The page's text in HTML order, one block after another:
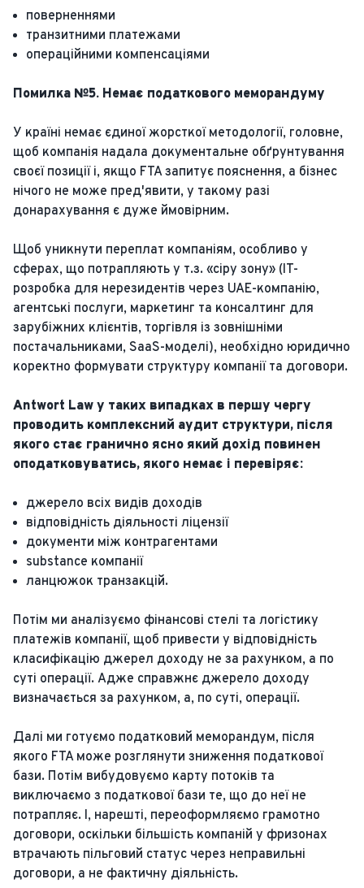
поверненнями
транзитними платежами
операційними компенсаціями
Помилка №5. Немає податкового меморандуму
У країні немає єдиної жорсткої методології, головне,
щоб компанія надала документальне обґрунтування
своєї позиції і, якщо FTA запитує пояснення, а бізнес
нічого не може пред'явити, у такому разі
донарахування є дуже ймовірним.
Щоб уникнути переплат компаніям, особливо у
сферах, що потрапляють у т.з. «сіру зону» (IT-
розробка для нерезидентів через UAE-компанію,
агентські послуги, маркетинг та консалтинг для
зарубіжних клієнтів, торгівля із зовнішніми
постачальниками, SaaS-моделі), необхідно юридично
коректно формувати структуру компанії та договори.
Antwort Law у таких випадках в першу чергу
проводить комплексний аудит структури, після
якого стає гранично ясно який дохід повинен
оподатковуватись, якого немає і перевіряє:
джерело всіх видів доходів
відповідність діяльності ліцензії
документи між контрагентами
substance компанії
ланцюжок транзакцій.
Потім ми аналізуємо фінансові стелі та логістику
платежів компанії, щоб привести у відповідність
класифікацію джерел доходу не за рахунком, а по
суті операції. Адже справжнє джерело доходу
визначається за рахунком, а, по суті, операції.
Далі ми готуємо податковий меморандум, після
якого FTA може розглянути зниження податкової
бази. Потім вибудовуємо карту потоків та
виключаємо з податкової бази те, що до неї не
потрапляє. І, нарешті, переоформляємо грамотно
договори, оскільки більшість компаній у фризонах
втрачають пільговий статус через неправильні
договори, а не фактичну діяльність.